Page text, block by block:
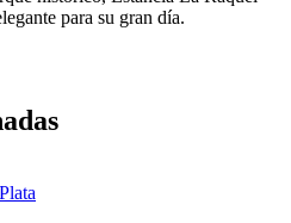
para su gran día.